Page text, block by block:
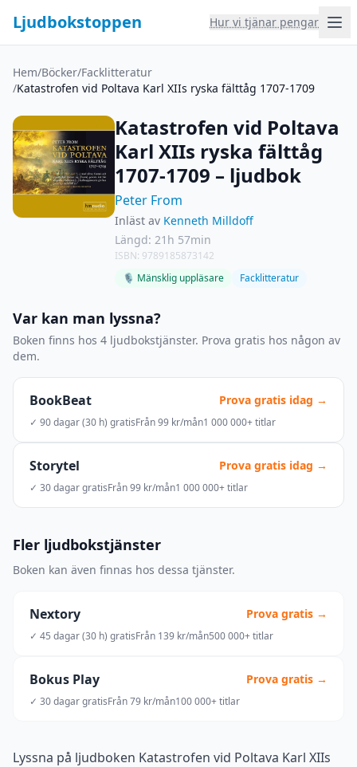
Ljudbokstoppen Hur vi tjänar pengar
Hem/Böcker/Facklitteratur
/Katastrofen vid Poltava Karl XIIs ryska fälttåg 1707-1709
Katastrofen vid Poltava
Karl XIIs ryska fälttåg
1707-1709 – ljudbok
Peter From
Inläst av Kenneth Milldoff
Längd: 21h 57min
ISBN: 9789185873142
🎙 Mänsklig uppläsare
Facklitteratur
Var kan man lyssna?
Boken finns hos 4 ljudbokstjänster. Prova gratis hos någon av
dem.
BookBeat Prova gratis idag →
✓ 90 dagar (30 h) gratisFrån 99 kr/mån1 000 000+ titlar
Storytel Prova gratis idag →
✓ 30 dagar gratisFrån 99 kr/mån1 000 000+ titlar
Fler ljudbokstjänster
Boken kan även finnas hos dessa tjänster.
Nextory Prova gratis →
✓ 45 dagar (30 h) gratisFrån 139 kr/mån500 000+ titlar
Bokus Play Prova gratis →
✓ 30 dagar gratisFrån 79 kr/mån100 000+ titlar
Lyssna på ljudboken Katastrofen vid Poltava Karl XIIs